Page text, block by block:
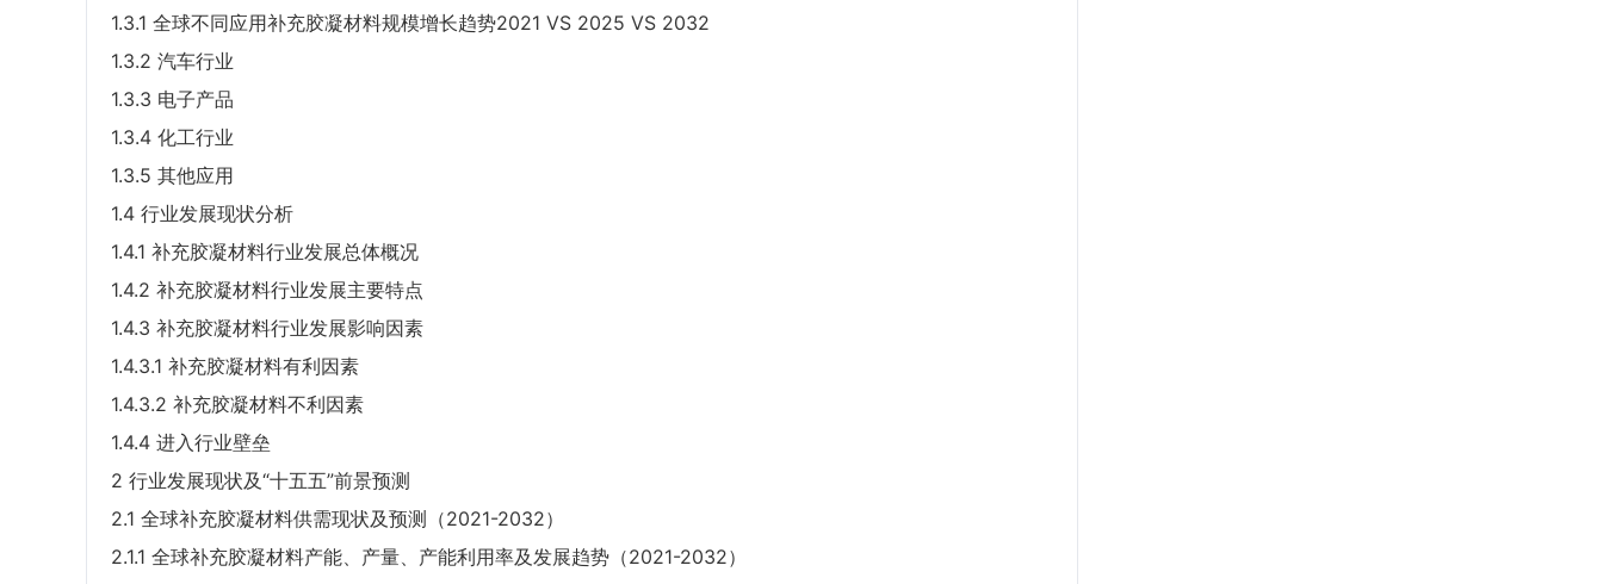
1.3.1 全球不同应用补充胶凝材料规模增长趋势2021 VS 2025 VS 2032
1.3.2 汽车行业
1.3.3 电子产品
1.3.4 化工行业
1.3.5 其他应用
1.4 行业发展现状分析
1.4.1 补充胶凝材料行业发展总体概况
1.4.2 补充胶凝材料行业发展主要特点
1.4.3 补充胶凝材料行业发展影响因素
1.4.3.1 补充胶凝材料有利因素
1.4.3.2 补充胶凝材料不利因素
1.4.4 进入行业壁垒
2 行业发展现状及“十五五”前景预测
2.1 全球补充胶凝材料供需现状及预测（2021-2032）
2.1.1 全球补充胶凝材料产能、产量、产能利用率及发展趋势（2021-2032）